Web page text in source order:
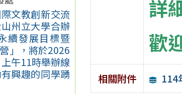
文教創新交流
州立大學合辦
續發展目標暨
」，將於2026
午11時舉辦線
興趣的同學踴
詳
歡
相關附件 114